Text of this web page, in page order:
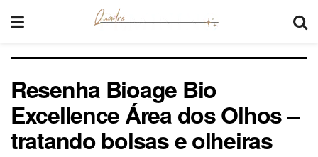
Resenha Bioage Bio
Excellence Área dos Olhos –
tratando bolsas e olheiras